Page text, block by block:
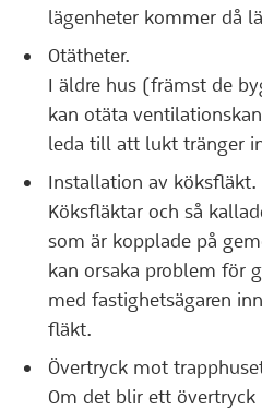
lägenheter kommer då
Otätheter.
I äldre hus (främst de
kan otäta
leda till att lukt tränger
Installation av köksfläkt.
Köksfläktar och så
som är kopplade på
kan orsaka problem för
med fastighetsägaren
fläkt.
Övertryck mot
Om det blir ett